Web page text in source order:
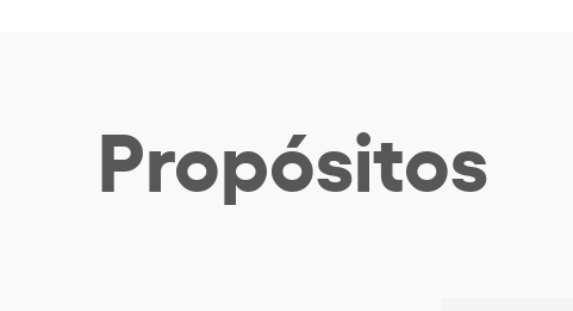
Propósitos